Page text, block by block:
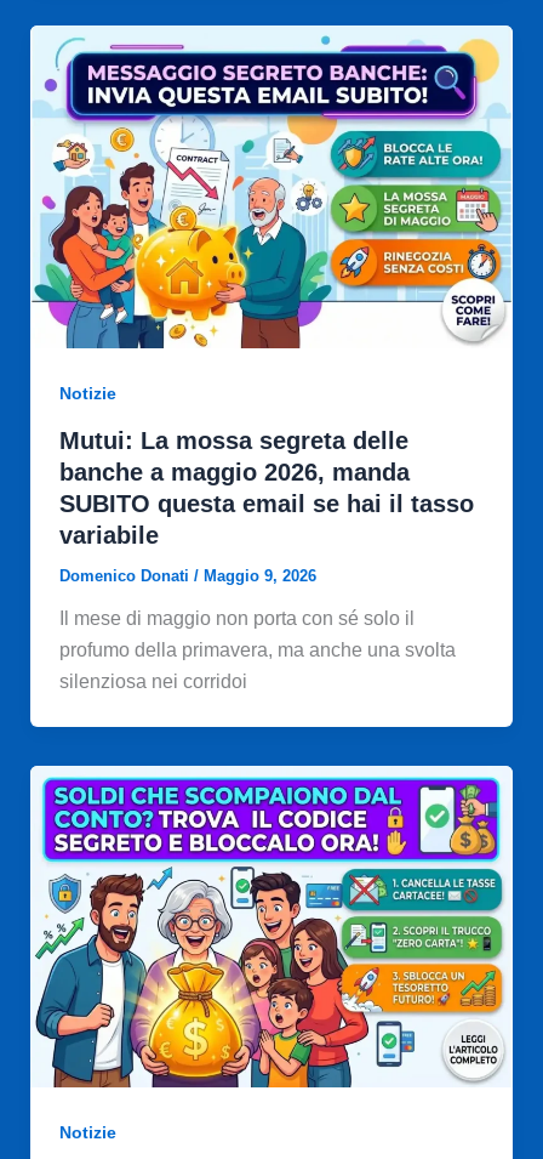
Notizie
Mutui: La mossa segreta delle
banche a maggio 2026, manda
SUBITO questa email se hai il tasso
variabile
Domenico Donati / Maggio 9, 2026
Il mese di maggio non porta con sé solo il
profumo della primavera, ma anche una svolta
silenziosa nei corridoi
Notizie